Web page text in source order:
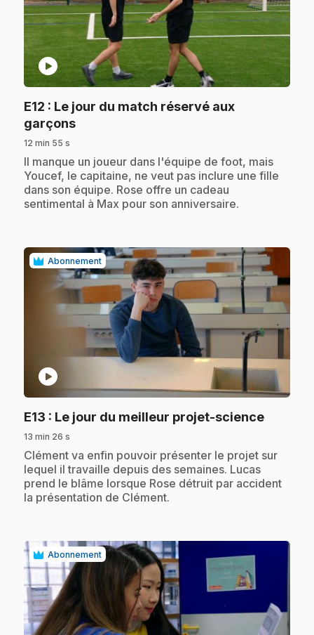
play_circle
E12 : Le jour du match réservé aux
garçons.
12 min 55 s
.Il manque un joueur dans l'équipe de foot, mais
Youcef, le capitaine, ne veut pas inclure une fille
dans son équipe. Rose offre un cadeau
sentimental à Max pour son anniversaire.
Abonnement
play_circle
E13 : Le jour du meilleur projet-science.
13 min 26 s
.Clément va enfin pouvoir présenter le projet sur
lequel il travaille depuis des semaines. Lucas
prend le blâme lorsque Rose détruit par accident
la présentation de Clément.
Abonnement